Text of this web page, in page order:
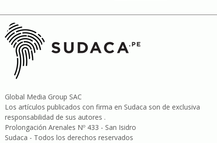
Global Media Group SAC
Los artículos publicados con firma en Sudaca son de exclusiva
responsabilidad de sus autores .
Prolongación Arenales Nº 433 - San Isidro
Sudaca - Todos los derechos reservados